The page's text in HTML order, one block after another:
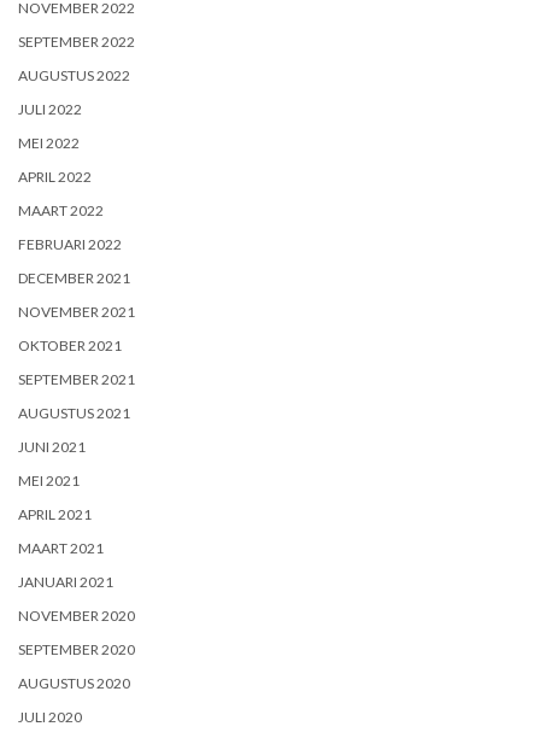
NOVEMBER 2022
SEPTEMBER 2022
AUGUSTUS 2022
JULI 2022
MEI 2022
APRIL 2022
MAART 2022
FEBRUARI 2022
DECEMBER 2021
NOVEMBER 2021
OKTOBER 2021
SEPTEMBER 2021
AUGUSTUS 2021
JUNI 2021
MEI 2021
APRIL 2021
MAART 2021
JANUARI 2021
NOVEMBER 2020
SEPTEMBER 2020
AUGUSTUS 2020
JULI 2020